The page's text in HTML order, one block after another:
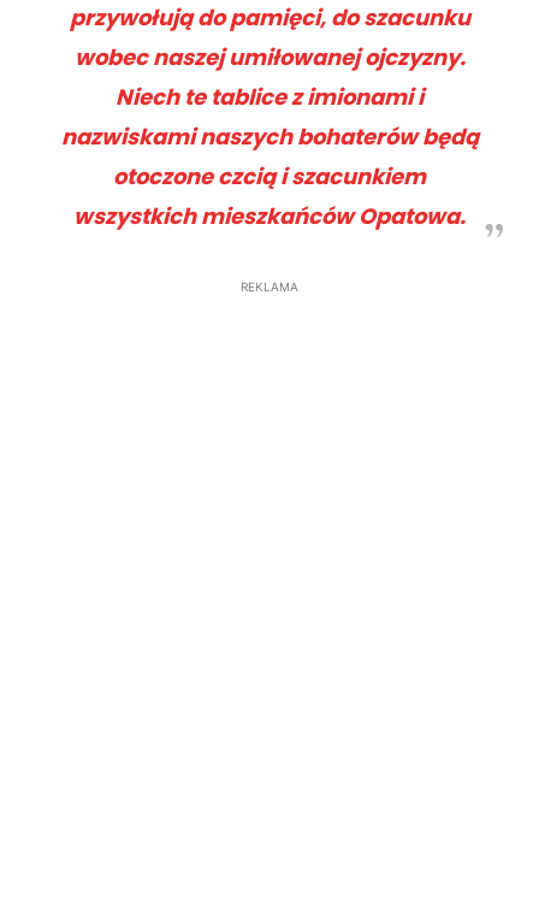
przywołują do pamięci, do szacunku
wobec naszej umiłowanej ojczyzny.
Niech te tablice z imionami i
nazwiskami naszych bohaterów będą
otoczone czcią i szacunkiem
wszystkich mieszkańców Opatowa.
REKLAMA